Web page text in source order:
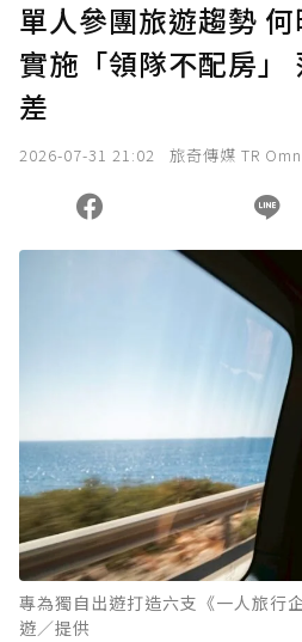
您當前剩餘 U 利點數：0點
單人參團旅遊趨勢
實施「領隊不配房」
差
2026-07-31 21:02 旅奇傳媒 TR
專為獨自出遊打造六支《一人旅
遊／提供